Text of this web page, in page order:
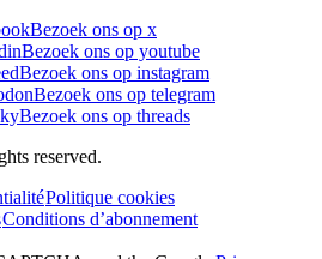
Bezoek ons op x
Bezoek ons op youtube
Bezoek ons op instagram
Bezoek ons op telegram
Bezoek ons op threads
reserved.
Politique cookies
Conditions d’abonnement